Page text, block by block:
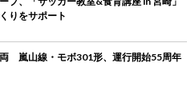
りをサポート
嵐山線・モボ301形、運行開始55周年